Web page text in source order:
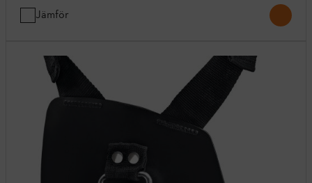
Jämför